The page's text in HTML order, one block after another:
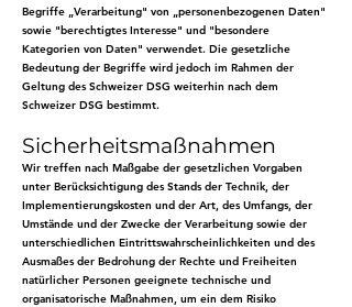
Begriffe „Verarbeitung" von „personenbezogenen Daten"
sowie "berechtigtes Interesse" und "besondere
Kategorien von Daten" verwendet. Die gesetzliche
Bedeutung der Begriffe wird jedoch im Rahmen der
Geltung des Schweizer DSG weiterhin nach dem
Schweizer DSG bestimmt.
Sicherheitsmaßnahmen
Wir treffen nach Maßgabe der gesetzlichen Vorgaben
unter Berücksichtigung des Stands der Technik, der
Implementierungskosten und der Art, des Umfangs, der
Umstände und der Zwecke der Verarbeitung sowie der
unterschiedlichen Eintrittswahrscheinlichkeiten und des
Ausmaßes der Bedrohung der Rechte und Freiheiten
natürlicher Personen geeignete technische und
organisatorische Maßnahmen, um ein dem Risiko